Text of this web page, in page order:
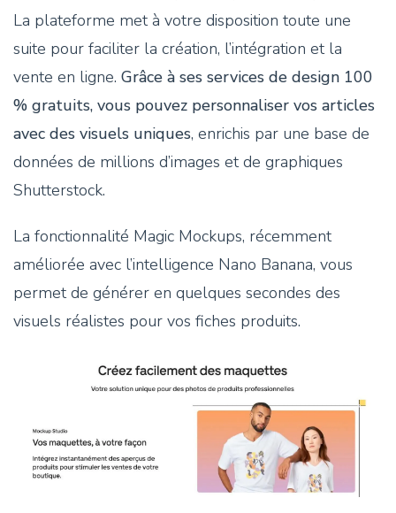
La plateforme met à votre disposition toute une
suite pour faciliter la création, l’intégration et la
vente en ligne. Grâce à ses services de design 100
% gratuits, vous pouvez personnaliser vos articles
avec des visuels uniques, enrichis par une base de
données de millions d’images et de graphiques
Shutterstock.
La fonctionnalité Magic Mockups, récemment
améliorée avec l’intelligence Nano Banana, vous
permet de générer en quelques secondes des
visuels réalistes pour vos fiches produits.